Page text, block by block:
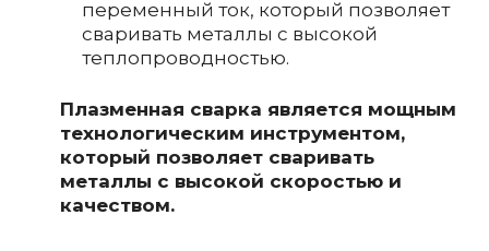
переменный ток, который позволяет
сваривать металлы с высокой
теплопроводностью.
Плазменная сварка является мощным
технологическим инструментом,
который позволяет сваривать
металлы с высокой скоростью и
качеством.